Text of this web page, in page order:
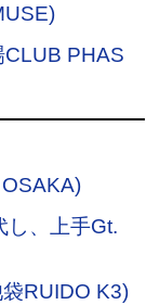
CLUB PHAS
し、上手Gt.
RUIDO K3)